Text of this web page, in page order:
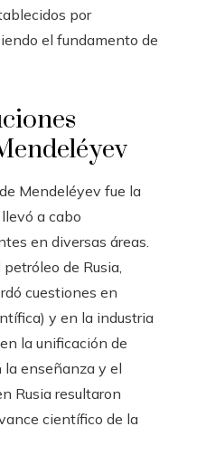
por
el fundamento de
Mendeléyev fue la
a cabo
en diversas áreas.
de Rusia,
cuestiones en
y en la industria
la unificación de
la enseñanza y el
Rusia resultaron
científico de la